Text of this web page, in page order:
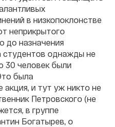
в низкопоклонстве
неприкрытого
до назначения
студентов однажды не
30 человек были
была
и тут уж никто не
Петровского (не
в группе
Богатырев, о